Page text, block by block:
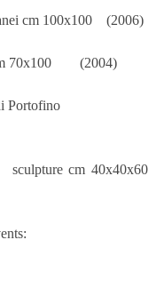
cm 100x100    (2006)
70x100        (2004)
Portofino
sculpture cm 40x40x60